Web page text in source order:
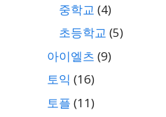
중학교 (4)
초등학교 (5)
아이엘츠 (9)
토익 (16)
토플 (11)